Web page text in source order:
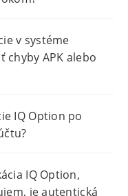
v systéme
chyby APK alebo
IQ Option po
IQ Option,
je autentická